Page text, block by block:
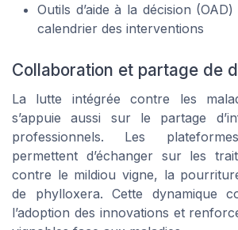
Outils d’aide à la décision
calendrier des interventions
Collaboration et partage de
La lutte intégrée contre les
s’appuie aussi sur le partage
professionnels. Les
permettent d’échanger sur les
contre le mildiou vigne, la
de phylloxera. Cette dynamique
l’adoption des innovations et